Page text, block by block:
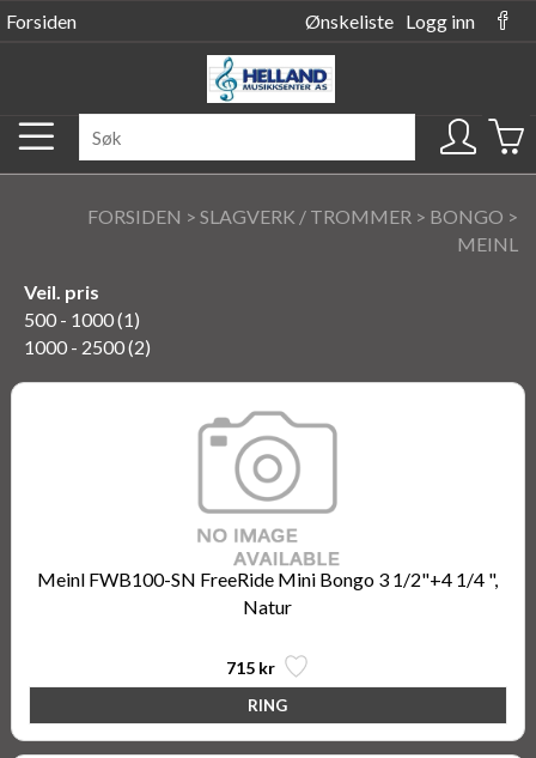
Forsiden Ønskeliste Logg inn
FORSIDEN > SLAGVERK / TROMMER > BONGO >
MEINL
Veil. pris
500 - 1000 (1)
1000 - 2500 (2)
Meinl FWB100-SN FreeRide Mini Bongo 3 1/2"+4 1/4 ",
Natur
715 kr